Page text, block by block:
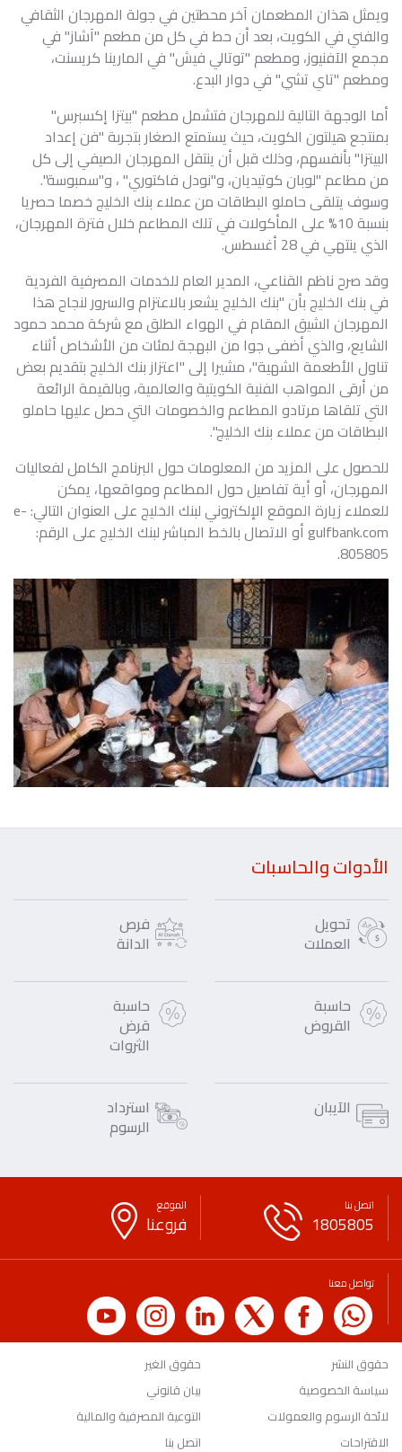
ويمثل هذان المطعمان آخر محطتين في جولة المهرجان الثقافي
والفني في الكويت، بعد أن حط في كل من مطعم "آشاز" في
مجمع الآفنيوز، ومطعم "توتالي فيش" في المارينا كريسنت،
ومطعم "تاي تشي" في دوار البدع.
أما الوجهة التالية للمهرجان فتشمل مطعم "بيتزا إكسبرس"
بمنتجع هيلتون الكويت، حيث يستمتع الصغار بتجربة "فن إعداد
البيتزا" بأنفسهم، وذلك قبل أن ينتقل المهرجان الصيفي إلى كل
من مطاعم "لوبان كوتيديان، و"نودل فاكتوري" ، و"سمبوسة".
وسوف يتلقى حاملو البطاقات من عملاء بنك الخليج خصما حصريا
بنسبة 10% على المأكولات في تلك المطاعم خلال فترة المهرجان،
الذي ينتهي في 28 أغسطس.
وقد صرح ناظم القناعي، المدير العام للخدمات المصرفية الفردية
في بنك الخليج بأن "بنك الخليج يشعر بالاعتزام والسرور لنجاح هذا
المهرجان الشيق المقام في الهواء الطلق مع شركة محمد حمود
الشايع، والذي أضفى جوا من البهجة لمئات من الأشخاص أثناء
تناول الأطعمة الشهية"، مشيرا إلى "اعتزاز بنك الخليج بتقديم بعض
من أرقى المواهب الفنية الكويتية والعالمية، وبالقيمة الرائعة
التي تلقاها مرتادو المطاعم والخصومات التي حصل عليها حاملو
البطاقات من عملاء بنك الخليج".
للحصول على المزيد من المعلومات حول البرنامج الكامل لفعاليات
المهرجان، أو أية تفاصيل حول المطاعم ومواقعها، يمكن
للعملاء زيارة الموقع الإلكتروني لبنك الخليج على العنوان التالي: e-
gulfbank.com أو الاتصال بالخط المباشر لبنك الخليج على الرقم:
805805.
الأدوات والحاسبات
تحويل
العملات
فرص
الدانة
حاسبة
القروض
حاسبة
قرض
الثروات
الآيبان استرداد
الرسوم
اتصل بنا
1805805
الموقع
فروعنا
تواصل معنا
حقوق النشر
حقوق الغير
سياسة الخصوصية
بيان قانوني
لائحة الرسوم والعمولات
التوعية المصرفية والمالية
الاقتراحات
اتصل بنا